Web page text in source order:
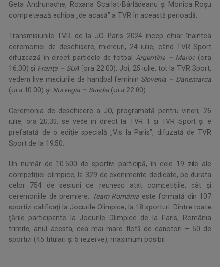
Geta Andrunache, Roxana Scarlat-Bârlădeanu și Monica Roșu
completează echipa „de acasă” a TVR în această perioadă.
Transmisiunile TVR de la JO Paris 2024 încep chiar înaintea
ceremoniei de deschidere, miercuri, 24 iulie, când TVR Sport
difuzează în direct partidele de fotbal Argentina – Maroc(ora
16.00) şi Franţa – SUA (ora 22.00). Joi, 25 iulie, tot la TVR Sport,
vedem live meciurile de handbal feminin Slovenia – Danemarca
(ora 10.00) şi Norvegia – Suedia (ora 22.00).
Ceremonia de deschidere a JO, programată pentru vineri, 26
iulie, ora 20.30, se vede în direct la TVR 1 şi TVR Sport şi e
prefaţată de o ediţie specială „Vis la Paris”, difuzată de TVR
Sport de la 19.50.
Un număr de 10.500 de sportivi participă, în cele 19 zile ale
competiţiei olimpice, la 329 de evenimente dedicate, pe durata
celor 754 de sesiuni ce reunesc atât competiţiile, cât şi
ceremoniile de premiere.
Team România este formată din 107
sportivi calificaţi la Jocurile Olimpice, la 18 sporturi. Dintre toate
ţările participante la Jocurile Olimpice de la Paris, România
trimite, anul acesta, cea mai mare flotă de canotori – 50 de
sportivi (45 titulari şi 5 rezerve), maximum posibil.